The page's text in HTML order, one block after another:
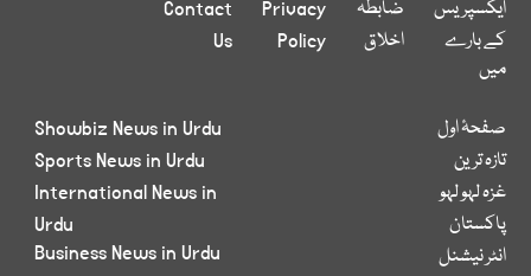
ایکسپریس
کے بارے
میں
ضابطہ
اخلاق
Privacy
Policy
Contact
Us
صفحۂ اول
تازہ ترین
غزہ لہو لہو
پاکستان
انٹر نیشنل
Showbiz News in Urdu
Sports News in Urdu
International News in
Urdu
Business News in Urdu